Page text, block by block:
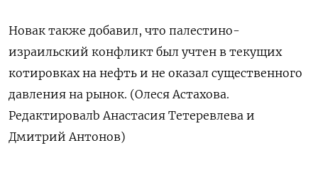
Новак также добавил, что палестино-
израильский конфликт был учтен в текущих
котировках на нефть и не оказал существенного
давления на рынок. (Олеся Астахова.
Редактировалb Анастасия Тетеревлева и
Дмитрий Антонов)